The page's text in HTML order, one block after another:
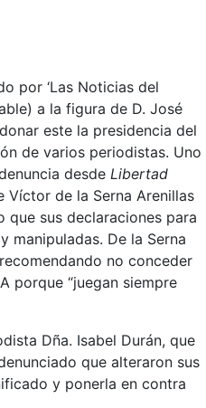
por ‘Las Noticias del
a la figura de D. José
este la presidencia del
de varios periodistas. Uno
desde Libertad
Víctor de la Serna Arenillas
que sus declaraciones para
manipuladas. De la Serna
no conceder
porque “juegan siempre
Dña. Isabel Durán, que
que alteraron sus
y ponerla en contra